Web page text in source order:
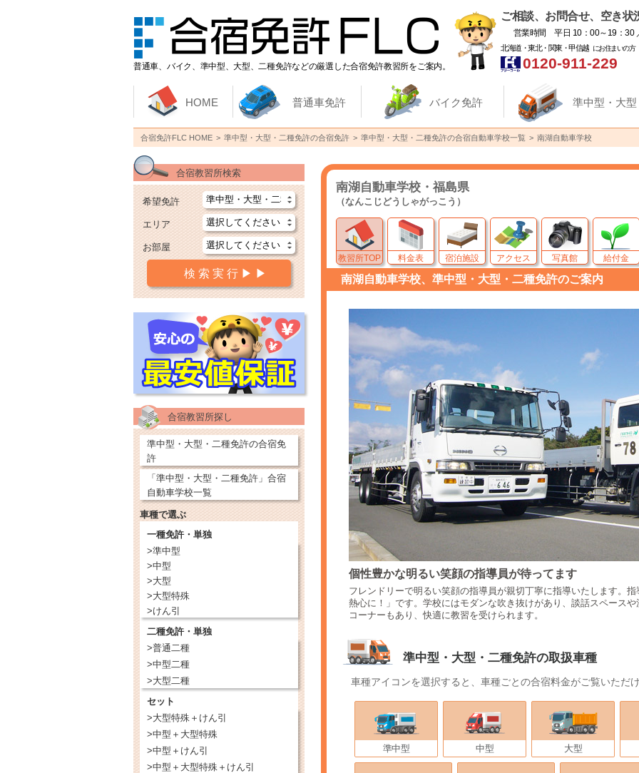
普通車、バイク、準中型、大型、二種免許などの厳選した合宿免許教習所をご案内。
ご相談、お問合せ、空き
営業時間 平日 10：00～19：30
北海道・東北・関東・甲信越 にお住まいの方
0120-911-229
HOME 普通車免許 バイク免許 準中型・大
合宿免許FLC HOME 準中型・大型・二種免許の合宿免許 準中型・大型・二種免許の合宿自動車学校一覧 南湖自動車学校
南湖自動車学校・福島県
（なんこじどうしゃがっこう）
教習所TOP 料金表 宿泊施設 アクセス 写真館 給付金
南湖自動車学校、準中型・大型・二種免許のご案内
個性豊かな明るい笑顔の指導員が待ってます
フレンドリーで明るい笑顔の指導員が親切丁寧に指導いたします。
熱心に！」です。学校にはモダンな吹き抜けがあり、談話スペース
コーナーもあり、快適に教習を受けられます。
準中型・大型・二種免許の取扱車種
車種アイコンを選択すると、車種ごとの合宿料金がご覧いただ
準中型 中型 大型
合宿教習所検索
希望免許
エリア
お部屋
合宿教習所探し
準中型・大型・二種免許の合宿免
許
「準中型・大型・二種免許」合宿
自動車学校一覧
車種で選ぶ
一種免許・単独
>準中型
>中型
>大型
>大型特殊
>けん引
二種免許・単独
>普通二種
>中型二種
>大型二種
セット
>大型特殊＋けん引
>中型＋大型特殊
>中型＋けん引
>中型＋大型特殊＋けん引